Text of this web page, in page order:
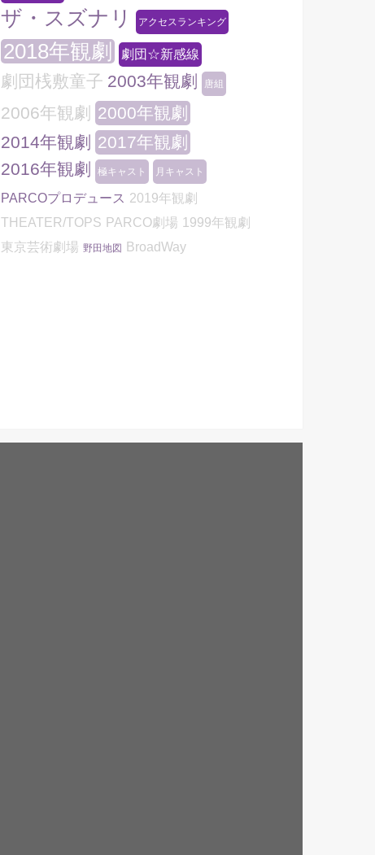
ザ・スズナリ
アクセスランキング
2018年観劇 劇団☆新感線
劇団桟敷童子 2003年観劇 唐組
2006年観劇
2000年観劇
2014年観劇 2017年観劇
2016年観劇
極キャスト 月キャスト
PARCOプロデュース 2019年観劇
THEATER/TOPS PARCO劇場 1999年観劇
東京芸術劇場 野田地図 BroadWay